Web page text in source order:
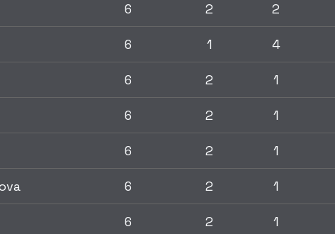
6 2 2
6 1 4
6 2 1
6 2 1
6 2 1
6 2 1
6 2 1